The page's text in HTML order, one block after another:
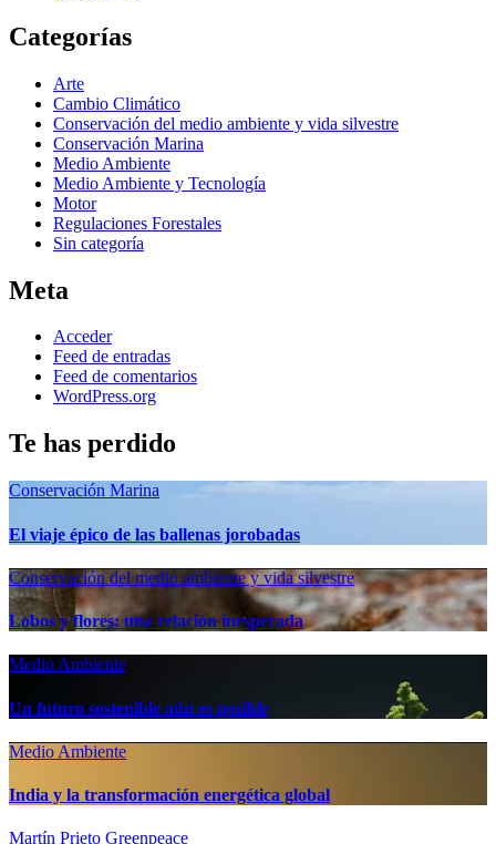
Categorías
Arte
Cambio Climático
Conservación del medio ambiente y vida silvestre
Conservación Marina
Medio Ambiente
Medio Ambiente y Tecnología
Motor
Regulaciones Forestales
Sin categoría
Meta
Acceder
Feed de entradas
Feed de comentarios
WordPress.org
Te has perdido
Conservación Marina
El viaje épico de las ballenas jorobadas
Conservación del medio ambiente y vida silvestre
Lobos y flores: una relación inesperada
Medio Ambiente
Un futuro sostenible aún es posible
Medio Ambiente
India y la transformación energética global
Martín Prieto Greenpeace